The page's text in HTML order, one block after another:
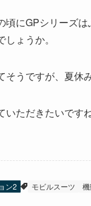
頃にGPシリーズ
ょうか。
うですが、夏休
ただきたいですね
ン2 モビルスーツ